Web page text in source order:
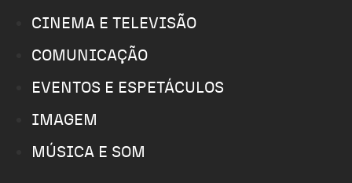
CINEMA E TELEVISÃO
COMUNICAÇÃO
EVENTOS E ESPETÁCULOS
IMAGEM
MÚSICA E SOM